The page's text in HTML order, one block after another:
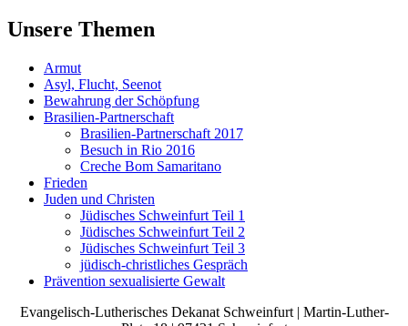
Unsere Themen
Armut
Asyl, Flucht, Seenot
Bewahrung der Schöpfung
Brasilien-Partnerschaft
Brasilien-Partnerschaft 2017
Besuch in Rio 2016
Creche Bom Samaritano
Frieden
Juden und Christen
Jüdisches Schweinfurt Teil 1
Jüdisches Schweinfurt Teil 2
Jüdisches Schweinfurt Teil 3
jüdisch-christliches Gespräch
Prävention sexualisierte Gewalt
Evangelisch-Lutherisches Dekanat Schweinfurt | Martin-Luther-